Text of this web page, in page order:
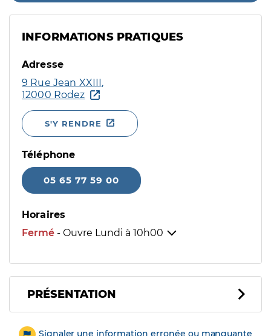
INFORMATIONS PRATIQUES
Adresse
9 Rue Jean XXIII,
12000 Rodez
S'Y RENDRE
Téléphone
05 65 77 59 00
Horaires
Fermé - Ouvre Lundi à 10h00
PRÉSENTATION
Signaler une information erronée ou manquante